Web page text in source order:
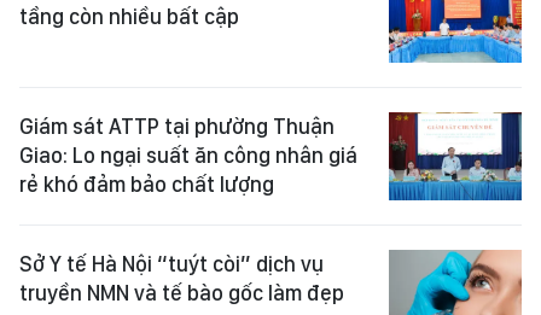
tầng còn nhiều bất cập
Giám sát ATTP tại phường Thuận
Giao: Lo ngại suất ăn công nhân giá
rẻ khó đảm bảo chất lượng
Sở Y tế Hà Nội “tuýt còi” dịch vụ
truyền NMN và tế bào gốc làm đẹp